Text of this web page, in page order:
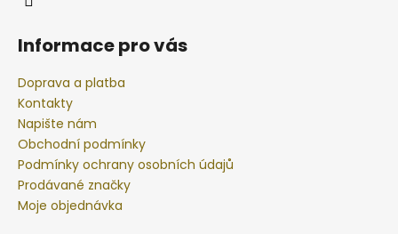
Informace pro vás
Doprava a platba
Kontakty
Napište nám
Obchodní podmínky
Podmínky ochrany osobních údajů
Prodávané značky
Moje objednávka